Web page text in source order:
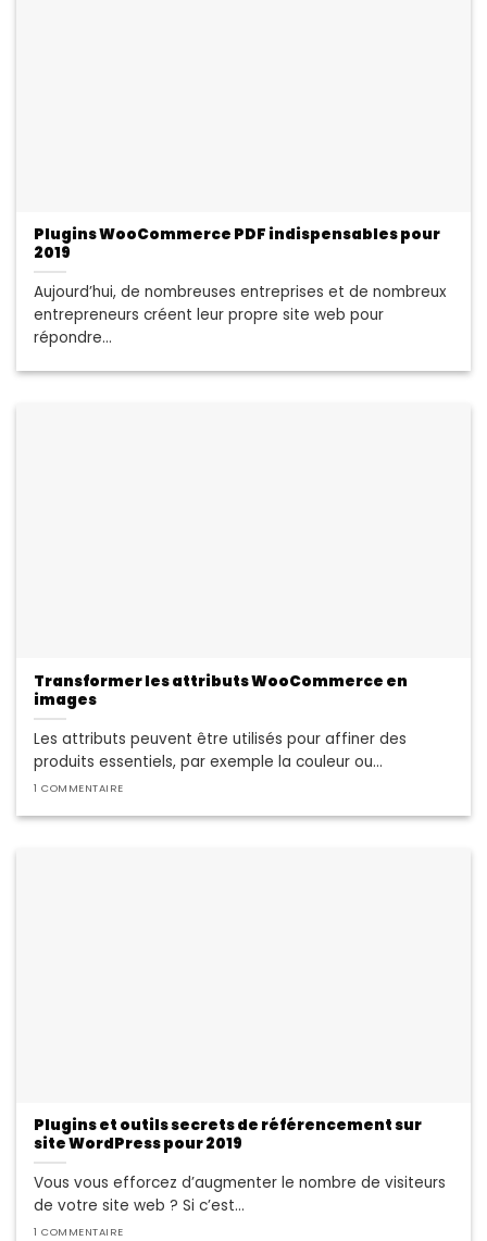
Plugins WooCommerce PDF indispensables pour
2019
Aujourd’hui, de nombreuses entreprises et de nombreux
entrepreneurs créent leur propre site web pour
répondre...
Transformer les attributs WooCommerce en
images
Les attributs peuvent être utilisés pour affiner des
produits essentiels, par exemple la couleur ou...
1 COMMENTAIRE
Plugins et outils secrets de référencement sur
site WordPress pour 2019
Vous vous efforcez d’augmenter le nombre de visiteurs
de votre site web ? Si c’est...
1 COMMENTAIRE